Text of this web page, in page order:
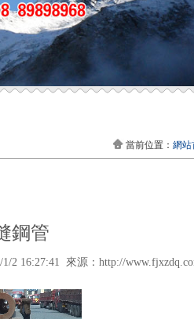
當前位置： 網站
鋼管
2 16:27:41 來源：http://